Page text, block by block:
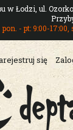
w Łodzi, ul.
pon. - pt: 9:00-17:00,
się